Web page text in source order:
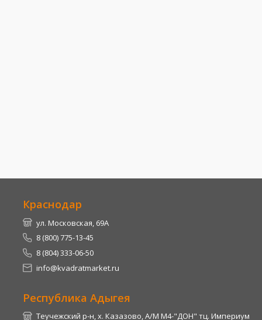
Краснодар
ул. Московская, 69А
8 (800) 775-13-45
8 (804) 333-06-50
info@kvadratmarket.ru
Республика Адыгея
Теучежский р-н, х. Казазово, А/М М4-"ДОН" тц. Империум